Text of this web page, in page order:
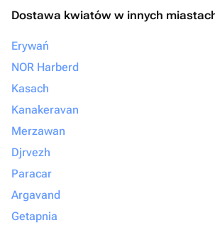
Dostawa kwiatów w innych
Erywań
NOR Harberd
Kasach
Kanakeravan
Merzawan
Djrvezh
Paracar
Argavand
Getapnia